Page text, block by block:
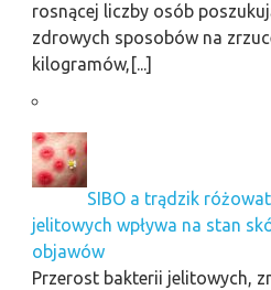
rosnącej liczby osób
zdrowych sposobów na
kilogramów,[...]
SIBO a trądzik
jelitowych wpływa na stan
objawów
Przerost bakterii jelitowych,